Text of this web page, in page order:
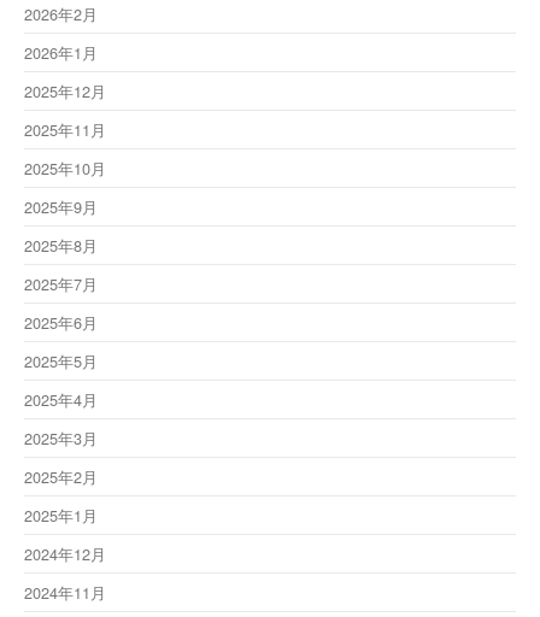
2026年2月
2026年1月
2025年12月
2025年11月
2025年10月
2025年9月
2025年8月
2025年7月
2025年6月
2025年5月
2025年4月
2025年3月
2025年2月
2025年1月
2024年12月
2024年11月